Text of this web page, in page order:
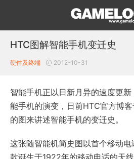
HTC图解智能手机变迁史
硬件及终端 2012-10-31
智能手机正以日新月异的速度更
能手机的演变，日前HTC官方博
的图来讲述智能手机的变迁史。
这张随智能机简史图以首个移动
款诞生于1922年的移动电话的天